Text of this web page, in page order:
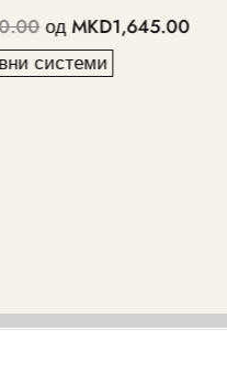
од MKD1,645.00
системи